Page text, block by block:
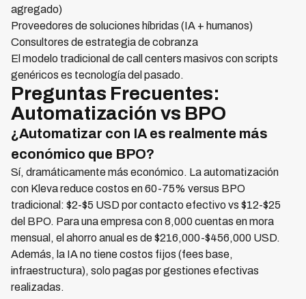
agregado)
Proveedores de soluciones híbridas (IA + humanos)
Consultores de estrategia de cobranza
El modelo tradicional de call centers masivos con scripts
genéricos es tecnología del pasado.
Preguntas Frecuentes:
Automatización vs BPO
¿Automatizar con IA es realmente más
económico que BPO?
Sí, dramáticamente más económico. La automatización
con Kleva reduce costos en 60-75% versus BPO
tradicional: $2-$5 USD por contacto efectivo vs $12-$25
del BPO. Para una empresa con 8,000 cuentas en mora
mensual, el ahorro anual es de $216,000-$456,000 USD.
Además, la IA no tiene costos fijos (fees base,
infraestructura), solo pagas por gestiones efectivas
realizadas.